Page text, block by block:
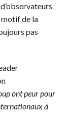
motif de la
pas
ont peur pour
à